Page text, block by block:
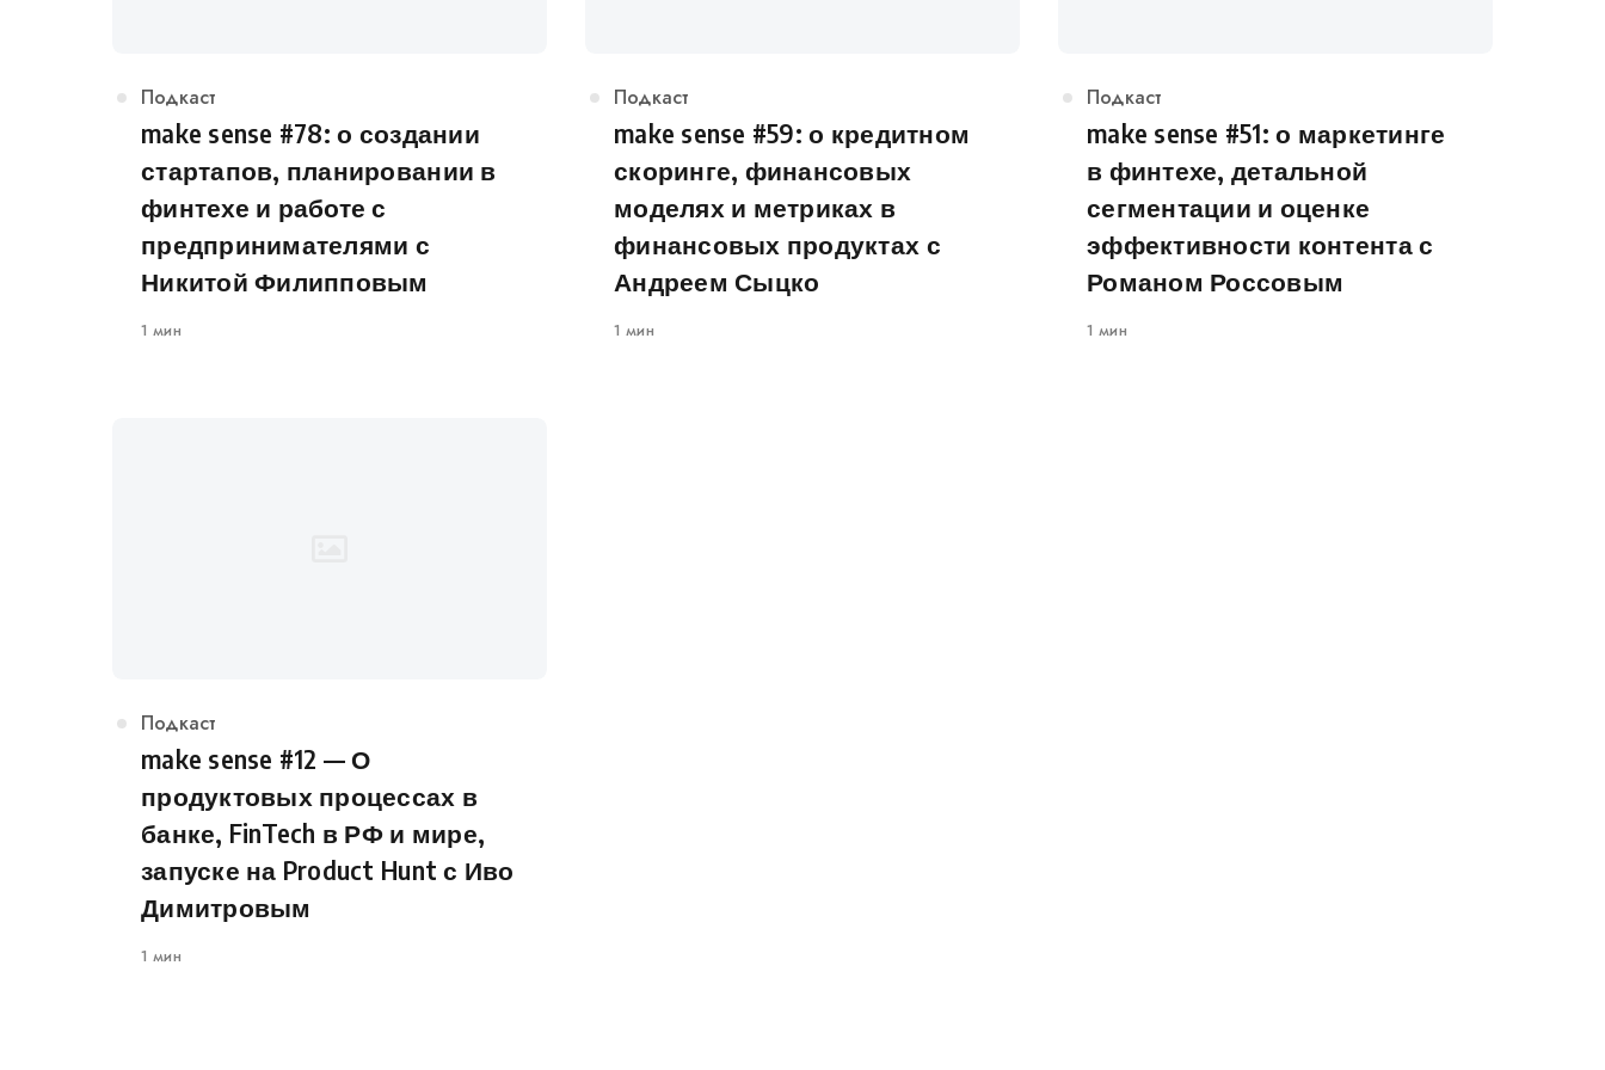
Категория
Подкаст
make sense #78: о создании
стартапов, планировании в
финтехе и работе с
предпринимателями с
Никитой Филипповым
1 мин
Категория
Подкаст
make sense #59: о кредитном
скоринге, финансовых
моделях и метриках в
финансовых продуктах с
Андреем Сыцко
1 мин
Категория
Подкаст
make sense #51: о маркетинге
в финтехе, детальной
сегментации и оценке
эффективности контента с
Романом Россовым
1 мин
Категория
Подкаст
make sense #12 — О
продуктовых процессах в
банке, FinTech в РФ и мире,
запуске на Product Hunt с Иво
Димитровым
1 мин